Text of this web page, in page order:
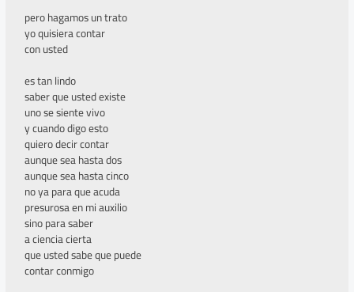
pero hagamos un trato
yo quisiera contar
con usted
es tan lindo
saber que usted existe
uno se siente vivo
y cuando digo esto
quiero decir contar
aunque sea hasta dos
aunque sea hasta cinco
no ya para que acuda
presurosa en mi auxilio
sino para saber
a ciencia cierta
que usted sabe que puede
contar conmigo